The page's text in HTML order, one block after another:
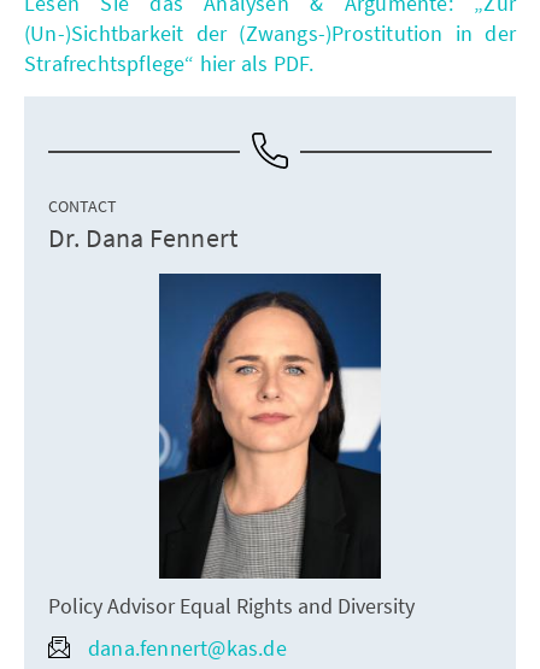
(Un-)Sichtbarkeit der (Zwangs-)Prostitution in der
Strafrechtspflege“ hier als PDF.
CONTACT
Dr. Dana Fennert
Policy Advisor Equal Rights and Diversity
dana.fennert@kas.de